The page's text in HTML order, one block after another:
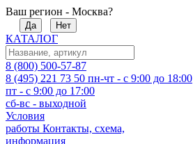
Ваш регион - Москва?
Да Нет
КАТАЛОГ
8 (800) 500-57-87
8 (495) 221 73 50 пн-чт - с 9:00 до 18:00
пт - с 9:00 до 17:00
сб-вс - выходной
Условия
работы Контакты, схема,
информация